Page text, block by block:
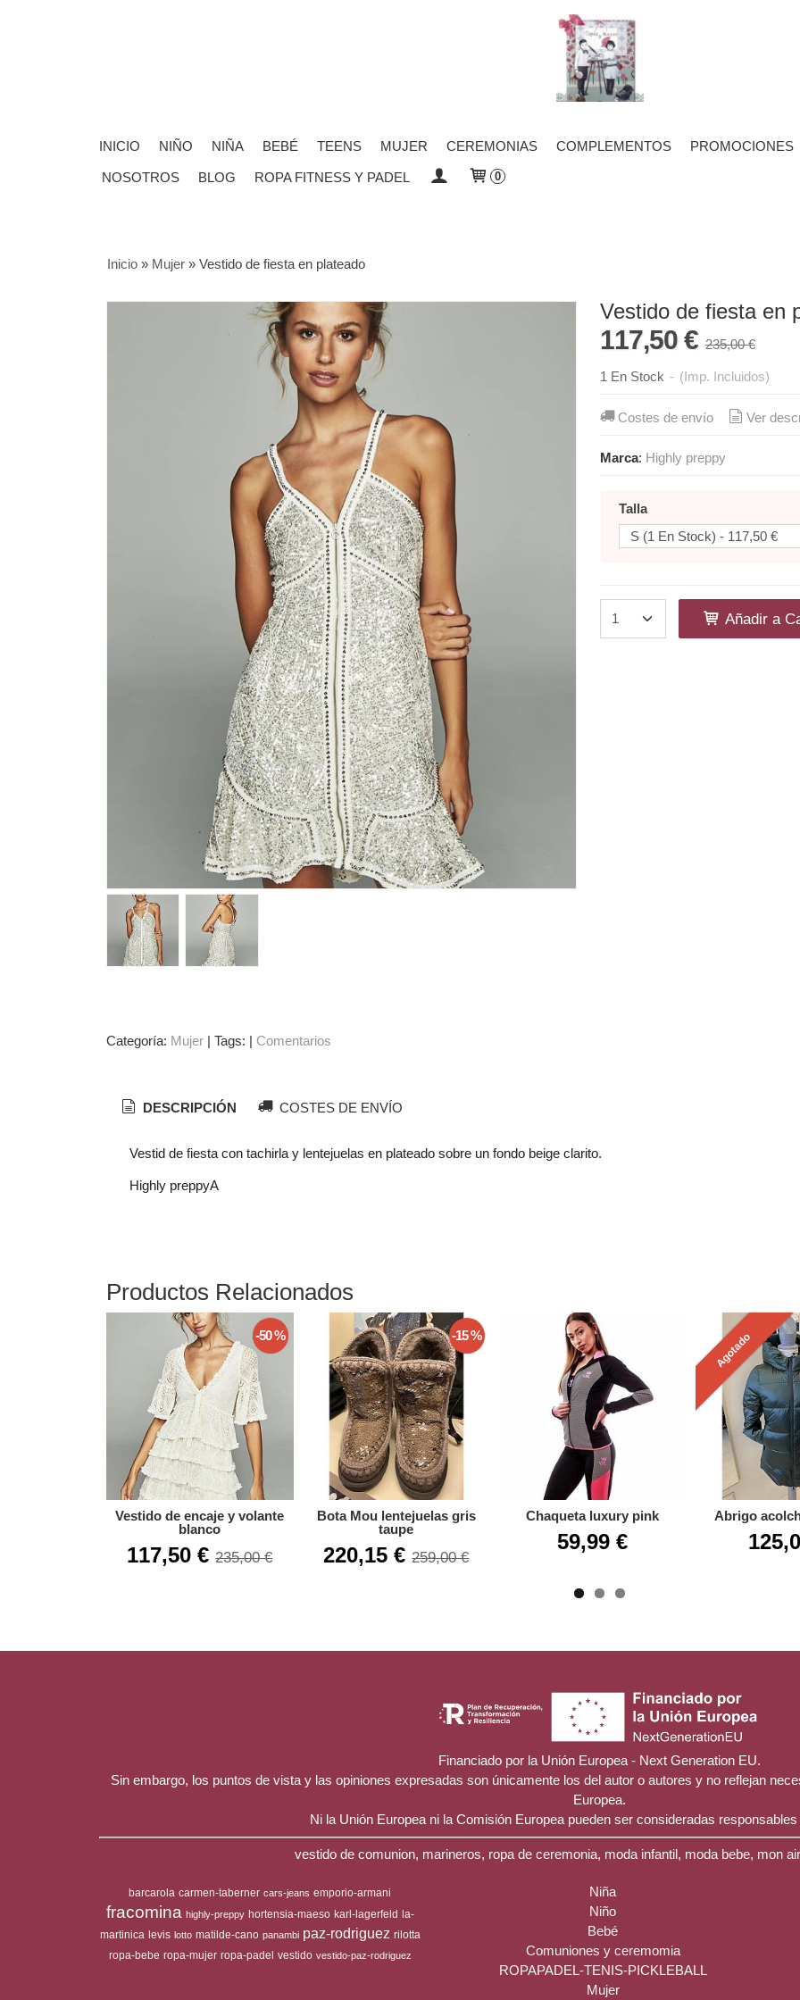
INICIO NIÑO NIÑA BEBÉ TEENS MUJER CEREMONIAS COMPLEMENTOS PROMOCIONES
NOSOTROS BLOG ROPA FITNESS Y PADEL 0
Inicio» Mujer» Vestido de fiesta en plateado
Vestido de fiesta en
117,50 € 235,00 €
1 En Stock - (Imp. Incluidos)
Costes de envío Ver
Marca: Highly preppy
Talla
Añadir a
Categoría: Mujer| Tags: | Comentarios
DESCRIPCIÓN COSTES DE ENVÍO
Vestid de fiesta con tachirla y lentejuelas en plateado sobre un fondo beige clarito.
Highly preppyA
Productos Relacionados
-50 %
Vestido de encaje y volante
blanco
117,50 €235,00 €
-15 %
Bota Mou lentejuelas gris
taupe
220,15 €259,00 €
Chaqueta luxury pink
59,99 €
Agotado
Abrigo
Financiado por la Unión Europea - Next Generation EU.
Sin embargo, los puntos de vista y las opiniones expresadas son únicamente los del autor o autores y no reflejan
Europea.
Ni la Unión Europea ni la Comisión Europea pueden ser consideradas
vestido de comunion, marineros, ropa de ceremonia, moda infantil, moda bebe, mon
barcarola carmen-taberner cars-jeans emporio-armani
fracomina highly-preppy hortensia-maeso karl-lagerfeld
la-
martinica levis lotto matilde-cano panambi paz-rodriguez rilotta
ropa-bebe ropa-mujer ropa-padel vestido vestido-paz-rodriguez
Niña
Niño
Bebé
Comuniones y ceremomia
ROPAPADEL-TENIS-PICKLEBALL
Mujer